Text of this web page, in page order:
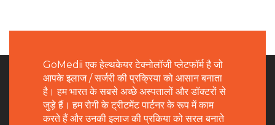
GoMedii एक हेल्थकेयर टेक्नोलॉजी प्लेटफॉर्म है जो
आपके इलाज / सर्जरी की प्रक्रिया को आसान बनाता
है। हम भारत के सबसे अच्छे अस्पतालों और डॉक्टरों से
जुड़े हैं। हम रोगी के ट्रीटमेंट पार्टनर के रूप में काम
करते हैं और उनकी इलाज की प्रकिया को सरल बनाते